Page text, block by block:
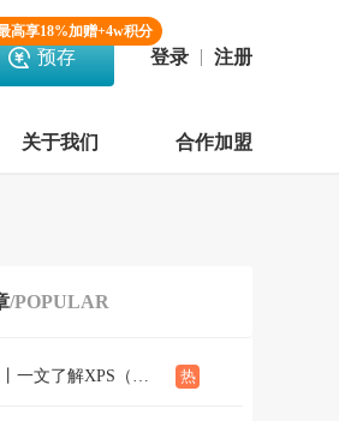
高享18%加赠+4w积分
预存 登录 注册
关于我们 合作加盟
/POPULAR
基础理论丨一文了解XPS（概念、定性定量分析、分析方法、谱线结构）